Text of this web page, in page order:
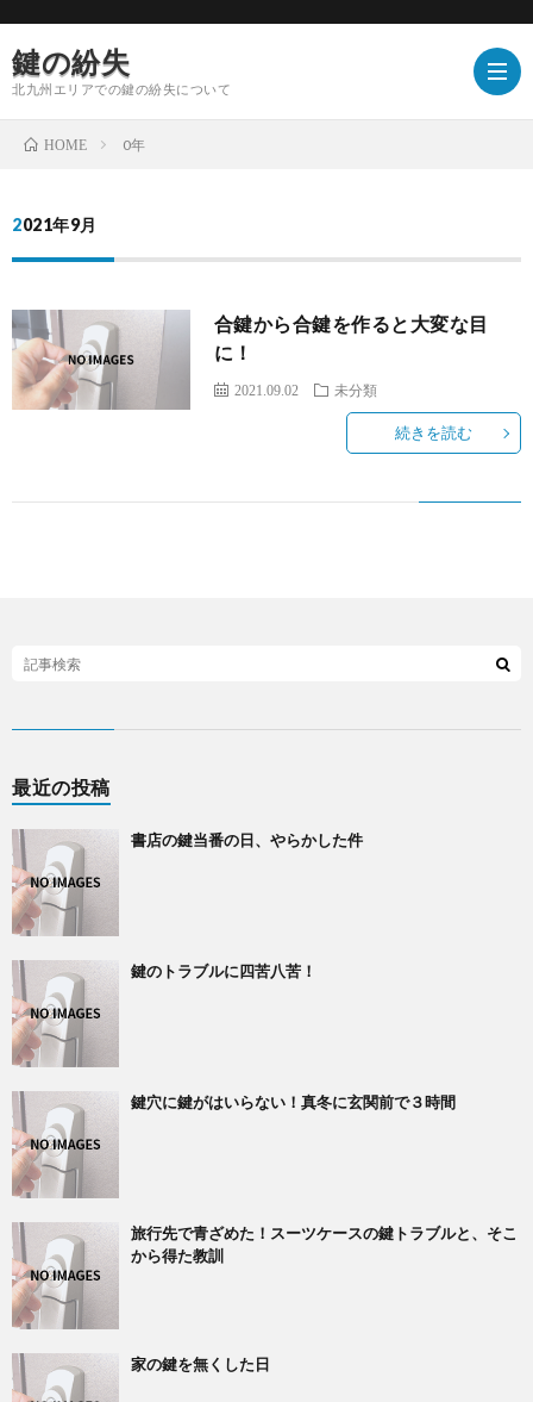
鍵の紛失
北九州エリアでの鍵の紛失について
HOME 0年
2021年9月
合鍵から合鍵を作ると大変な目
に！
2021.09.02 未分類
続きを読む
最近の投稿
書店の鍵当番の日、やらかした件
鍵のトラブルに四苦八苦！
鍵穴に鍵がはいらない！真冬に玄関前で３時間
旅行先で青ざめた！スーツケースの鍵トラブルと、そこ
から得た教訓
家の鍵を無くした日